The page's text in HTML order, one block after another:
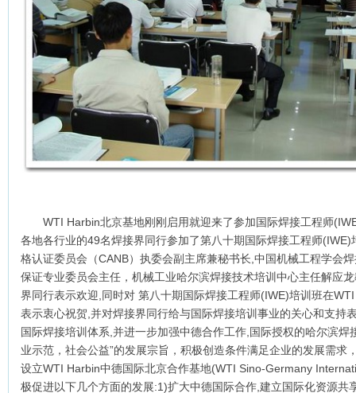
WTI Harbin北京基地刚刚启用就迎来了参加国际焊接工程师
各地各行业的49名焊接界同行参加了第八十期国际焊接工程师
格认证委员会（CANB）执委会副主席兼秘书长,中国机械工程学会
保证专业委员会主任，机械工业哈尔滨焊接技术培训中心主任解应
界同行表示欢迎,同时对 第八十期国际焊接工程师(IWE)培训班在
表示衷心祝贺,并对焊接界同行给与国际焊接培训事业的关心和支持
国际焊接培训体系,并进一步加强中德合作工作,国际授权的哈尔滨
业示范，社会公益”的发展宗旨，积极创造条件满足企业的发展需求
设立WTI Harbin中德国际北京合作基地(WTI Sino-Germany
极促进以下几个方面的发展:1)扩大中德国际合作,建立国际化资源共